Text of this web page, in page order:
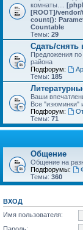
комнаты....
[ROOT]/
count():
Countable
Темы: 29
Сдать/снять
Предложения
района
Подфорум:
Темы: 185
Ваши
Все "изюминки"
Подфорум:
Темы: 71
Общение
Общение на
Подфорумы:
Темы: 360
ВХОД
Имя пользователя: